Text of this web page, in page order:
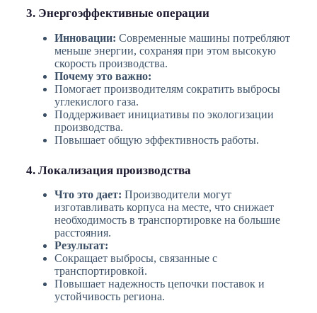
3. Энергоэффективные операции
Инновации: Современные машины потребляют
меньше энергии, сохраняя при этом высокую
скорость производства.
Почему это важно:
Помогает производителям сократить выбросы
углекислого газа.
Поддерживает инициативы по экологизации
производства.
Повышает общую эффективность работы.
4. Локализация производства
Что это дает: Производители могут
изготавливать корпуса на месте, что снижает
необходимость в транспортировке на большие
расстояния.
Результат:
Сокращает выбросы, связанные с
транспортировкой.
Повышает надежность цепочки поставок и
устойчивость региона.